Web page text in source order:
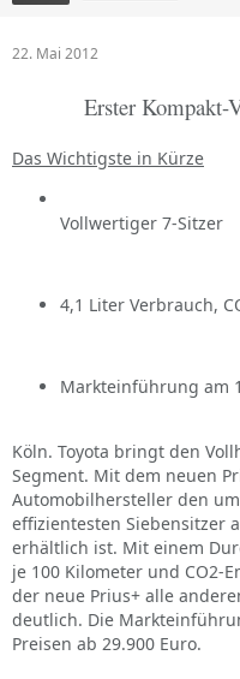
22. Mai 2012
Erster Kompakt-
Das Wichtigste in Kürze
Vollwertiger 7-Sitzer
4,1 Liter Verbrauch,
Markteinführung am
Köln. Toyota bringt den
Segment. Mit dem neuen
Automobilhersteller den
effizientesten Siebensitzer
erhältlich ist. Mit einem
je 100 Kilometer und CO2-
der neue Prius+ alle
deutlich. Die
Preisen ab 29.900 Euro.